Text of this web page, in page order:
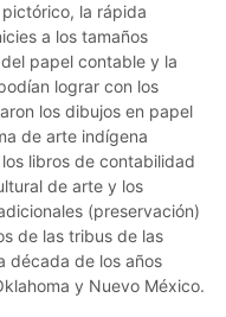
la rápida
a los tamaños
papel contable y la
lograr con los
los dibujos en papel
de arte indígena
libros de contabilidad
de arte y los
(preservación)
de las tribus de las
década de los años
y Nuevo México.